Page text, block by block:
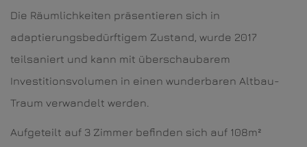
Die Räumlichkeiten präsentieren sich in
adaptierungsbedürftigem Zustand, wurde 2017
teilsaniert und kann mit überschaubarem
Investitionsvolumen in einen wunderbaren Altbau-
Traum verwandelt werden.
Aufgeteilt auf 3 Zimmer befinden sich auf 108m²